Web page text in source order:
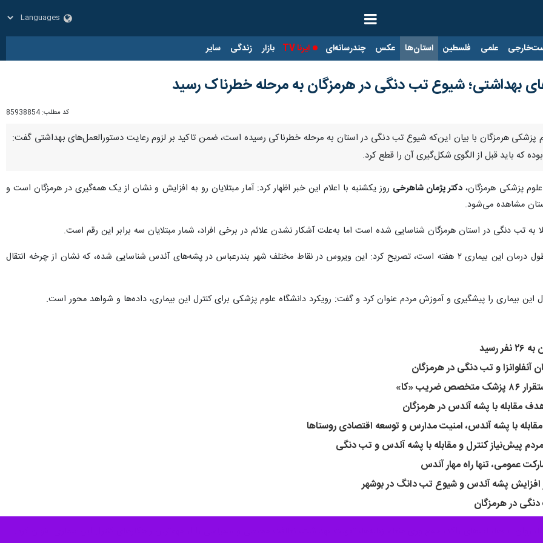
علمی فلسطین استان‌ها عکس چندرسانه‌ای ایرنا TV بازار زندگی سایر
بهداشتی؛ شیوع تب دنگی در هرمزگان به مرحله خطرناک رسید
کد مطلب: 85938854